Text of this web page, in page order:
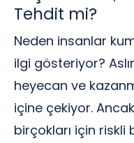
Tehdit mi?
Neden insanlar
ilgi gösteriyor?
heyecan ve
içine çekiyor.
birçokları için riskli